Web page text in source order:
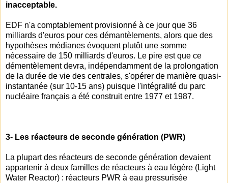
inacceptable.
EDF n'a comptablement provisionné à ce jour que 36
milliards d'euros pour ces démantèlements, alors que des
hypothèses médianes évoquent plutôt une somme
nécessaire de 150 milliards d'euros. Le pire est que ce
démentèlement devra, indépendamment de la prolongation
de la durée de vie des centrales, s'opérer de manière quasi-
instantanée (sur 10-15 ans) puisque l'intégralité du parc
nucléaire français a été construit entre 1977 et 1987.
3- Les réacteurs de seconde génération (PWR)
La plupart des réacteurs de seconde génération devaient
appartenir à deux familles de réacteurs à eau légère (Light
Water Reactor) : réacteurs PWR à eau pressurisée